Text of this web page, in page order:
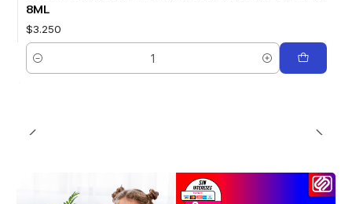
8ML
$3.250
Cantidad